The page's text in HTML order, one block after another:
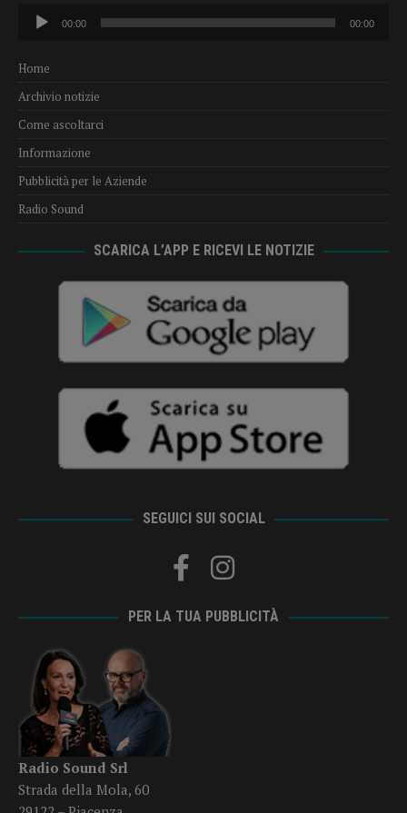
Audio
Player
00:00 00:00
Home
Archivio notizie
Come ascoltarci
Informazione
Pubblicità per le Aziende
Radio Sound
SCARICA L’APP E RICEVI LE NOTIZIE
SEGUICI SUI SOCIAL
PER LA TUA PUBBLICITÀ
Radio Sound Srl
Strada della Mola, 60